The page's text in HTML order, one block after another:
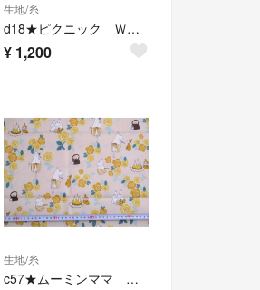
生地/糸
d18★ピクニック Ｗガーゼ生地★
¥ 1,200
生地/糸
c57★ムーミンママ シーチング生地★